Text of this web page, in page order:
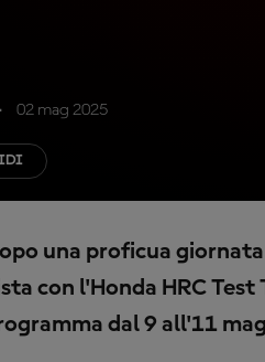
02 mag 2025
una proficua
con l'Honda HRC
dal 9 all'11